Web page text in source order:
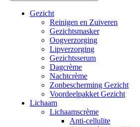
Gezicht
Reinigen en Zuiveren
Gezichtsmasker
Oogverzorging
Lipverzorging
Gezichtsserum
Dagcrème
Nachtcrème
Zonbescherming Gezicht
Voordeelpakket Gezicht
Lichaam
Lichaamscrème
Anti-cellulite